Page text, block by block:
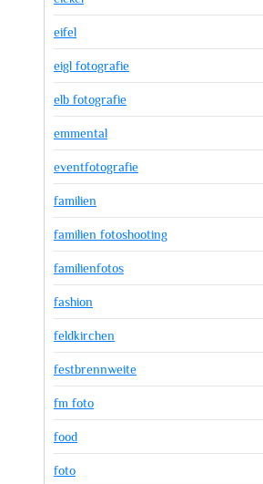
eifel
eigl fotografie
elb fotografie
emmental
eventfotografie
familien
familien fotoshooting
familienfotos
fashion
feldkirchen
festbrennweite
fm foto
food
foto